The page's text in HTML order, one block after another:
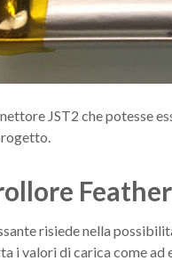
JST2 che potesse
risiede nella
i valori di carica come